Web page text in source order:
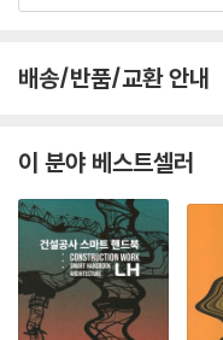
배송/반품/교환 안내
이 분야 베스트셀러